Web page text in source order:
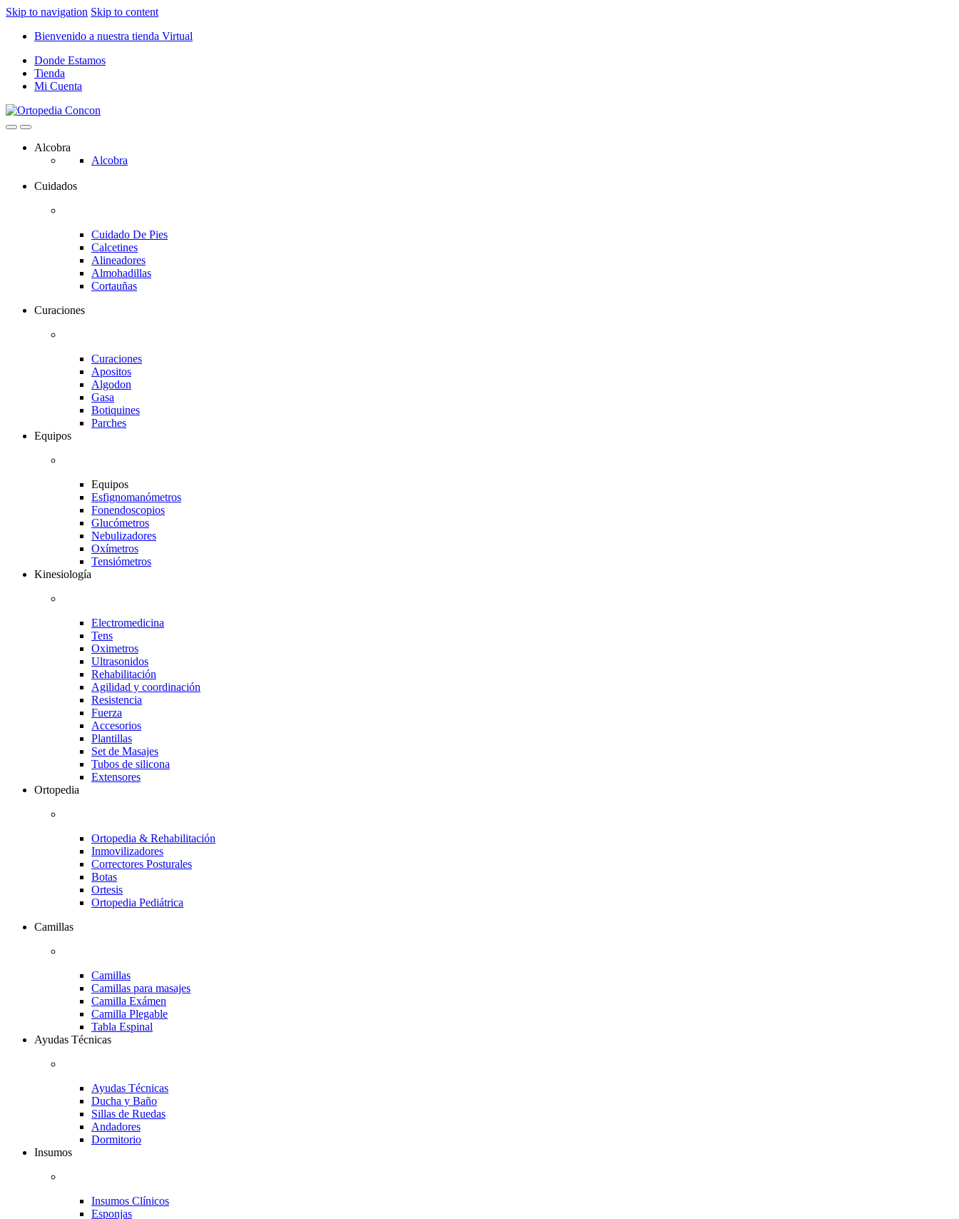
Skip to navigation Skip to content
Bienvenido a nuestra tienda Virtual
Donde Estamos
Tienda
Mi Cuenta
Alcobra
Alcobra
Cuidados
Cuidado De Pies
Calcetines
Alineadores
Almohadillas
Cortauñas
Curaciones
Curaciones
Apositos
Algodon
Gasa
Botiquines
Parches
Equipos
Equipos
Esfignomanómetros
Fonendoscopios
Glucómetros
Nebulizadores
Oxímetros
Tensiómetros
Kinesiología
Electromedicina
Tens
Oximetros
Ultrasonidos
Rehabilitación
Agilidad y coordinación
Resistencia
Fuerza
Accesorios
Plantillas
Set de Masajes
Tubos de silicona
Extensores
Ortopedia
Ortopedia & Rehabilitación
Inmovilizadores
Correctores Posturales
Botas
Ortesis
Ortopedia Pediátrica
Camillas
Camillas
Camillas para masajes
Camilla Exámen
Camilla Plegable
Tabla Espinal
Ayudas Técnicas
Ayudas Técnicas
Ducha y Baño
Sillas de Ruedas
Andadores
Dormitorio
Insumos
Insumos Clínicos
Esponjas